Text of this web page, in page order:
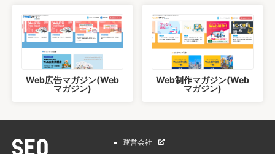
Web広告マガジン(Web
マガジン)
Web制作マガジン(Web
マガジン)
運営会社